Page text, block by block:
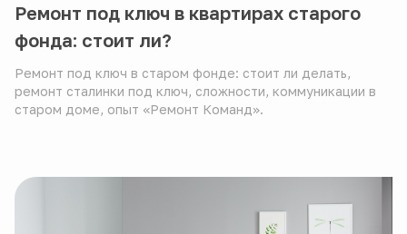
Ремонт под ключ в квартирах старого
фонда: стоит ли?
Ремонт под ключ в старом фонде: стоит ли делать,
ремонт сталинки под ключ, сложности, коммуникации в
старом доме, опыт «Ремонт Команд».